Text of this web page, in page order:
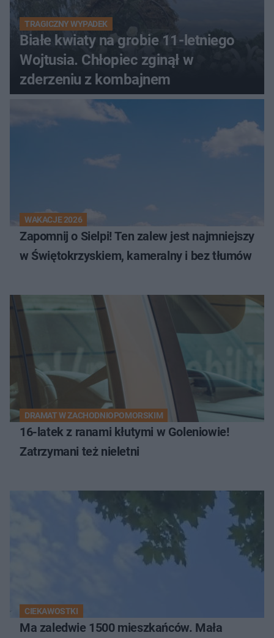
TRAGICZNY WYPADEK
Białe kwiaty na grobie 11-letniego
Wojtusia. Chłopiec zginął w
zderzeniu z kombajnem
WAKACJE 2026
Zapomnij o Sielpi! Ten zalew jest najmniejszy
w Świętokrzyskiem, kameralny i bez tłumów
DRAMAT W ZACHODNIOPOMORSKIM
16-latek z ranami kłutymi w Goleniowie!
Zatrzymani też nieletni
CIEKAWOSTKI
Ma zaledwie 1500 mieszkańców. Mała